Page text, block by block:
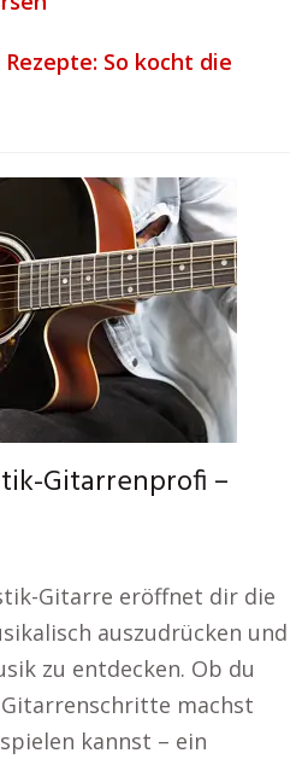
So kocht die
Gitarrenprofi –
Gitarre eröffnet dir die
auszudrücken und
zu entdecken. Ob du
machst
kannst – ein